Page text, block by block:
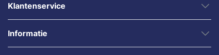
Klantenservice
Informatie